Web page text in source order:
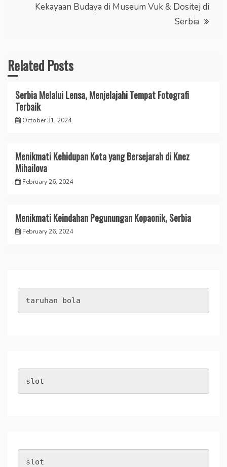
Kekayaan Budaya di Museum Vuk & Dositej di
Serbia
Related Posts
Serbia Melalui Lensa, Menjelajahi Tempat Fotografi
Terbaik
October 31, 2024
Menikmati Kehidupan Kota yang Bersejarah di Knez
Mihailova
February 26, 2024
Menikmati Keindahan Pegunungan Kopaonik, Serbia
February 26, 2024
taruhan bola
slot
slot